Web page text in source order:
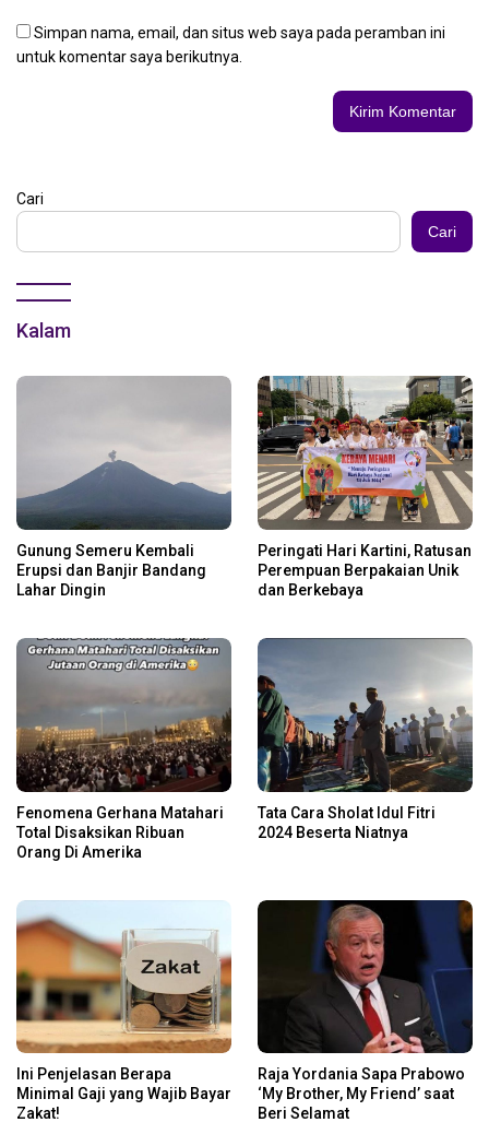
Simpan nama, email, dan situs web saya pada peramban ini
untuk komentar saya berikutnya.
Cari
Cari
Kalam
Gunung Semeru Kembali
Erupsi dan Banjir Bandang
Lahar Dingin
Peringati Hari Kartini, Ratusan
Perempuan Berpakaian Unik
dan Berkebaya
Fenomena Gerhana Matahari
Total Disaksikan Ribuan
Orang Di Amerika
Tata Cara Sholat Idul Fitri
2024 Beserta Niatnya
Ini Penjelasan Berapa
Minimal Gaji yang Wajib Bayar
Zakat!
Raja Yordania Sapa Prabowo
‘My Brother, My Friend’ saat
Beri Selamat